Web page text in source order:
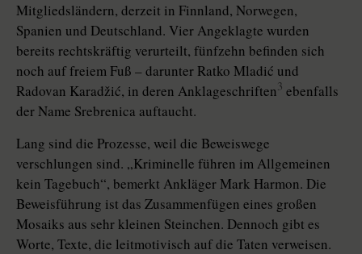
Mitgliedsländern, derzeit in Finnland, Norwegen,
Spanien und Deutschland. Vier Angeklagte wurden
bereits rechtskräftig verurteilt, fünfzehn befinden sich
noch auf freiem Fuß – darunter Ratko Mladić und
Radovan Karadžić, in deren Anklageschriften3 ebenfalls
der Name Srebrenica auftaucht.
Lang sind die Prozesse, weil die Beweiswege
verschlungen sind. „Kriminelle führen im Allgemeinen
kein Tagebuch“, bemerkt Ankläger Mark Harmon. Die
Beweisführung ist das Zusammenfügen eines großen
Mosaiks aus sehr kleinen Steinchen. Dennoch gibt es
Worte, Texte, die leitmotivisch auf die Taten verweisen.